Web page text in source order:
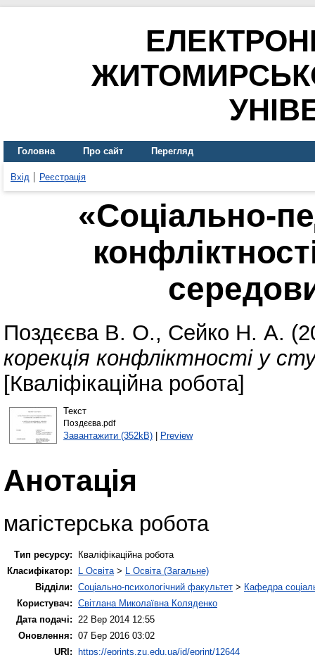
Головна Про сайт Перегляд
Вхід Реєстрація
«Соціально-
Поздєєва В. О., Сейко Н. А.
корекція конфліктності у
[Кваліфікаційна робота]
Текст
Поздєєва.pdf
Завантажити (352kB)| Preview
Анотація
магістерська робота
Тип ресурсу:
Кваліфікаційна робота
Класифікатор:
L Освіта > L Освіта (Загальне)
Відділи: Соціально-психологічний факультет > Кафедра
Користувач: Світлана Миколаївна Коляденко
Дата подачі:
22 Вер 2014 12:55
Оновлення: 07 Бер 2016 03:02
URI: https://eprints.zu.edu.ua/id/eprint/12644